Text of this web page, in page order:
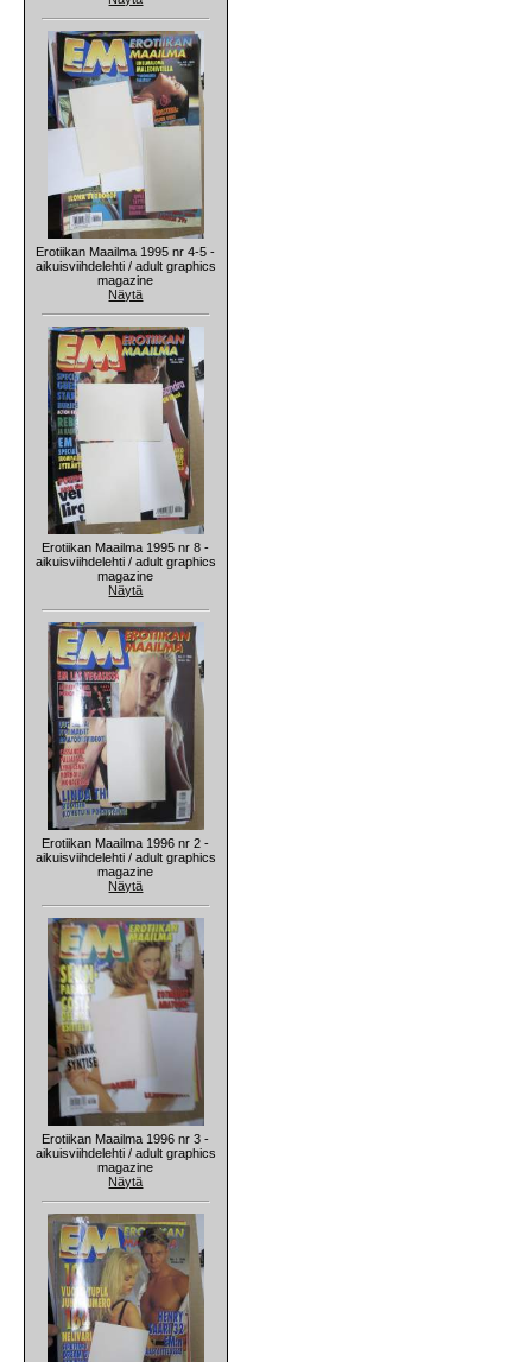
Erotiikan Maailma 1995 nr 4-5 -
aikuisviihdelehti / adult graphics
magazine
Näytä
Erotiikan Maailma 1995 nr 8 -
aikuisviihdelehti / adult graphics
magazine
Näytä
Erotiikan Maailma 1996 nr 2 -
aikuisviihdelehti / adult graphics
magazine
Näytä
Erotiikan Maailma 1996 nr 3 -
aikuisviihdelehti / adult graphics
magazine
Näytä